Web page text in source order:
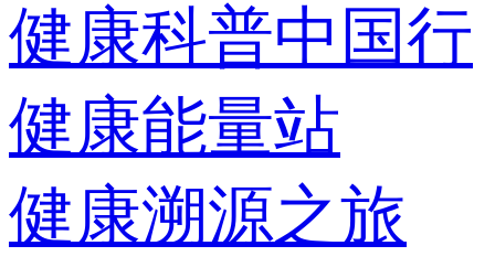
健康科普中国行
健康能量站
健康溯源之旅